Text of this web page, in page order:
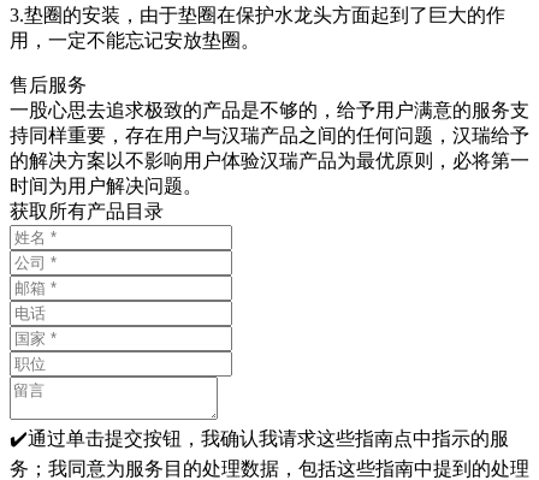
3.垫圈的安装，由于垫圈在保护水龙头方面起到了巨大的作
用，一定不能忘记安放垫圈。
售后服务
一股心思去追求极致的产品是不够的，给予用户满意的服务支
持同样重要，存在用户与汉瑞产品之间的任何问题，汉瑞给予
的解决方案以不影响用户体验汉瑞产品为最优原则，必将第一
时间为用户解决问题。
获取所有产品目录
✔️通过单击提交按钮，我确认我请求这些指南点中指示的服
务；我同意为服务目的处理数据，包括这些指南中提到的处理